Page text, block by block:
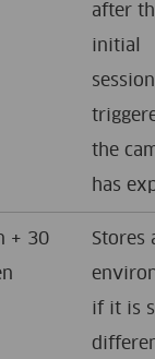
after
initial
session
the
has
+ 30
Stores
if it is